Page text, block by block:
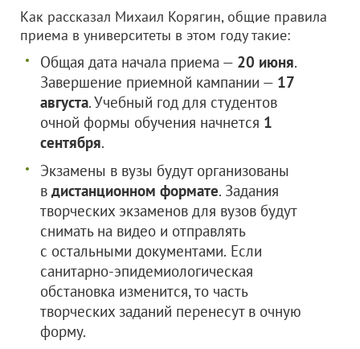
Как рассказал Михаил Корягин, общие правила
приема в университеты в этом году такие:
Общая дата начала приема — 20 июня.
Завершение приемной кампании — 17
августа. Учебный год для студентов
очной формы обучения начнется 1
сентября.
Экзамены в вузы будут организованы
в дистанционном формате. Задания
творческих экзаменов для вузов будут
снимать на видео и отправлять
с остальными документами. Если
санитарно-эпидемиологическая
обстановка изменится, то часть
творческих заданий перенесут в очную
форму.